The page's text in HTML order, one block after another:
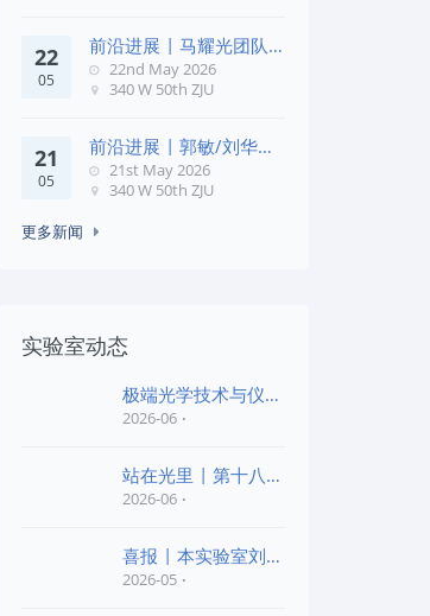
22
05
前沿进展 | 马耀光团队
在《Optica》发文：突破
几何相位
22nd May 2026
340 W 50th ZJU
21
05
前沿进展 | 郭敏/刘华锋
团队在《Nature
Commun
21st May 2026
340 W 50th ZJU
更多新闻
实验室动态
极端光学技术与仪器
全国重点实验室第四
2026-06
站在光里 | 第十八届
公益EPI中学生光
2026-06
喜报 | 本实验室刘旭
老师和陈红胜老师荣
2026-05